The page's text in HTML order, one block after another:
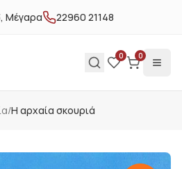
Μέγαρα 22960 21148
0 0
/Η αρχαία σκουριά